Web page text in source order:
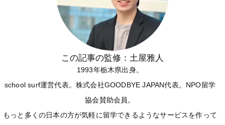
この記事の監修：土屋雅人
1993年栃木県出身。
school surf運営代表。株式会社GOODBYE JAPAN代表。NPO留学
協会賛助会員。
もっと多くの日本の方が気軽に留学できるようなサービスを作って